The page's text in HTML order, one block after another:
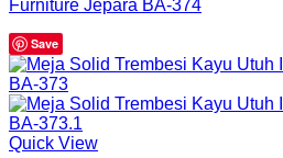
Furniture Jepara BA-374
Save
Quick View